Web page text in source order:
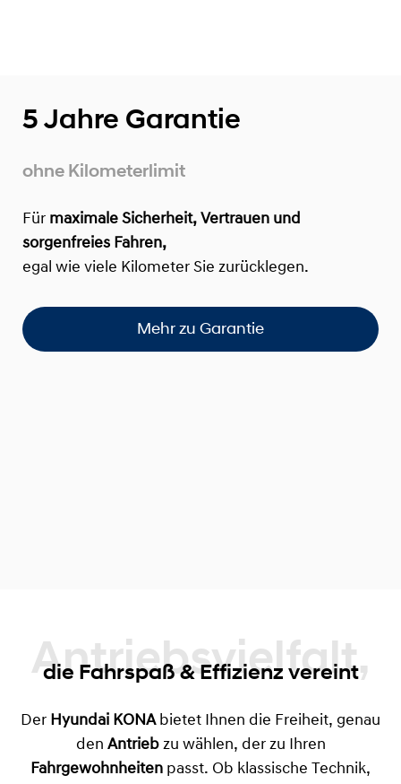
5 Jahre Garantie
ohne Kilometerlimit
Für maximale Sicherheit, Vertrauen und
sorgenfreies Fahren,
egal wie viele Kilometer Sie zurücklegen.
Mehr zu Garantie
Antriebsvielfalt,
die Fahrspaß & Effizienz vereint
Der Hyundai KONAbietet Ihnen die Freiheit, genau
den Antriebzu wählen, der zu Ihren
Fahrgewohnheiten passt. Ob klassische Technik,